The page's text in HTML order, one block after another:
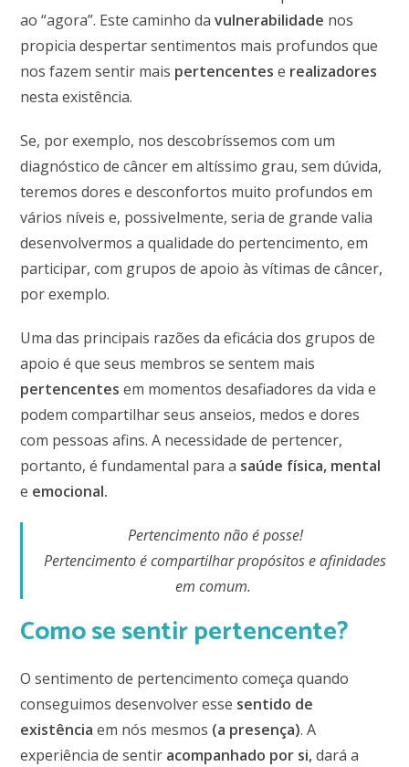
ao “agora”. Este caminho davulnerabilidade nos
propicia despertar sentimentos mais profundos que
nos fazem sentir mais pertencentese realizadores
nesta existência.
Se, por exemplo, nos descobríssemos com um
diagnóstico de câncer em altíssimo grau, sem dúvida,
teremos dores e desconfortos muito profundos em
vários níveis e, possivelmente, seria de grande valia
desenvolvermos a qualidade do pertencimento, em
participar, com grupos de apoio às vítimas de câncer,
por exemplo.
Uma das principais razões da eficácia dos grupos de
apoio é que seus membros se sentem mais
pertencentesem momentos desafiadores da vida e
podem compartilhar seus anseios, medos e dores
com pessoas afins. A necessidade de pertencer,
portanto, é fundamental para a saúde física, mental
e emocional.
Pertencimento não é posse!
Pertencimento é compartilhar propósitos e afinidades
em comum.
Como se sentir pertencente?
O sentimento de pertencimento começa quando
conseguimos desenvolver esse sentido de
existência em nós mesmos (a presença). A
experiência de sentir acompanhado por si,dará a